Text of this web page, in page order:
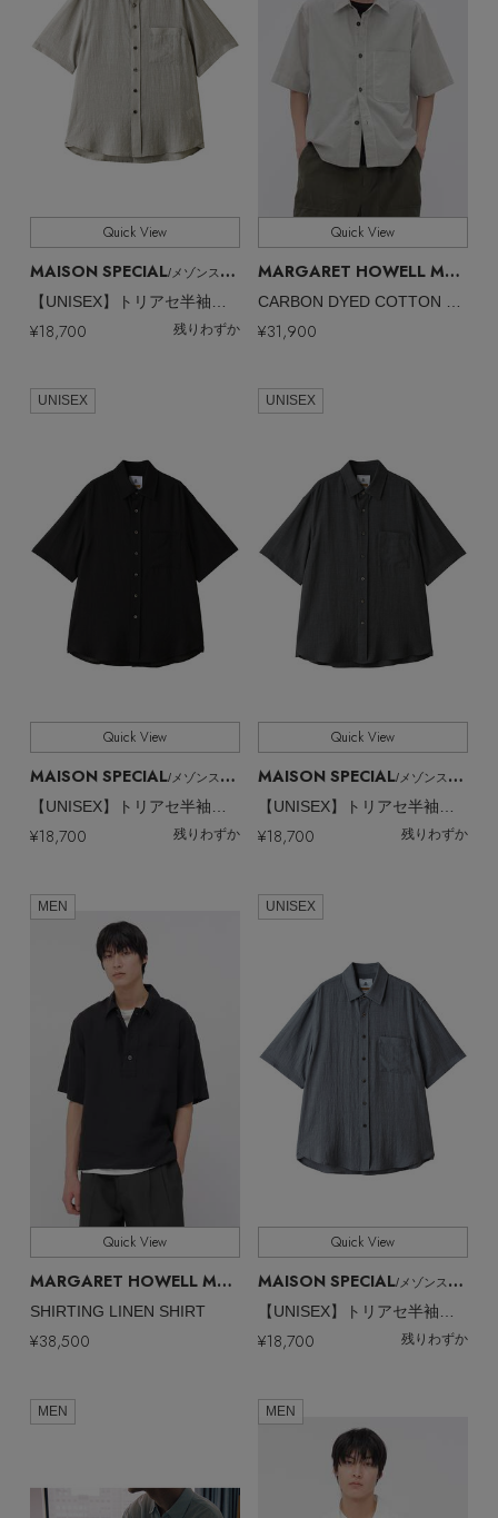
Quick View
MARGARET HOWELL MEN
¥31,900
Quick View
MAISON SPECIAL/メゾンスペシャル
¥18,700 残りわずか
UNISEX
Quick View
MAISON SPECIAL/メゾンスペシャル
¥18,700 残りわずか
UNISEX
Quick View
MAISON SPECIAL/メゾンスペシャル
¥18,700 残りわずか
UNISEX
Quick View
MAISON SPECIAL/メゾンスペシャル
【UNISEX】トリアセ半袖シャツ
¥18,700 残りわずか
MEN
Quick View
MARGARET HOWELL MEN /マーガレット・ハウエル メン
SHIRTING LINEN SHIRT
¥38,500
MEN
MEN